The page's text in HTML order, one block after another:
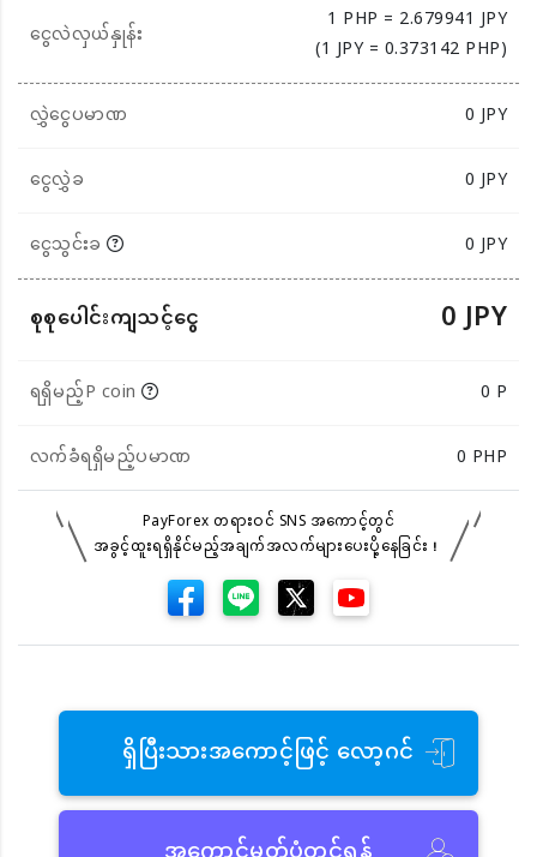
ငွေလဲလှယ်နှုန်း
1 PHP = 2.679941 JPY
(1 JPY = 0.373142 PHP)
လွှဲငွေပမာဏ
0JPY
ငွေလွှဲခ
0 JPY
ငွေသွင်းခ
0 JPY
စုစုပေါင်းကျသင့်ငွေ 0 JPY
ရရှိမည့်P coin
0 P
လက်ခံရရှိမည့်ပမာဏ
0 PHP
PayForex တရားဝင် SNS အကောင့်တွင်
အခွင့်ထူးရရှိနိုင်မည့်အချက်အလက်များပေးပို့နေခြင်း！
ရှိပြီးသားအကောင့်ဖြင့် လော့ဂင်